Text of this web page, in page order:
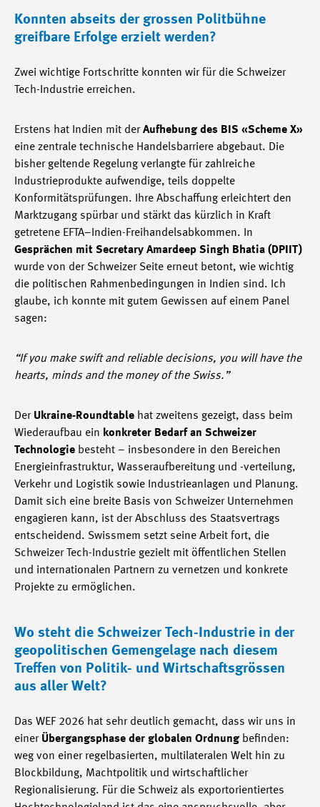
Konnten abseits der grossen Politbühne
greifbare Erfolge erzielt werden?
Zwei wichtige Fortschritte konnten wir für die Schweizer
Tech-Industrie erreichen.
Erstens hat Indien mit derAufhebung des BIS «Scheme X»
eine zentrale technische Handelsbarriere abgebaut. Die
bisher geltende Regelung verlangte für zahlreiche
Industrieprodukte aufwendige, teils doppelte
Konformitätsprüfungen. Ihre Abschaffung erleichtert den
Marktzugang spürbar und stärkt das kürzlich in Kraft
getretene EFTA–Indien-Freihandelsabkommen. In
Gesprächen mit Secretary Amardeep Singh Bhatia (DPIIT)
wurde von der Schweizer Seite erneut betont, wie wichtig
die politischen Rahmenbedingungen in Indien sind. Ich
glaube, ich konnte mit gutem Gewissen auf einem Panel
sagen:
“If you make swift and reliable decisions, you will have the
hearts, minds and the money of the Swiss.”
Der Ukraine-Roundtable hat zweitens gezeigt, dass beim
Wiederaufbau ein konkreter Bedarf an Schweizer
Technologie besteht – insbesondere in den Bereichen
Energieinfrastruktur, Wasseraufbereitung und -verteilung,
Verkehr und Logistik sowie Industrieanlagen und Planung.
Damit sich eine breite Basis von Schweizer Unternehmen
engagieren kann, ist der Abschluss des Staatsvertrags
entscheidend. Swissmem setzt seine Arbeit fort, die
Schweizer Tech-Industrie gezielt mit öffentlichen Stellen
und internationalen Partnern zu vernetzen und konkrete
Projekte zu ermöglichen.
Wo steht die Schweizer Tech-Industrie in der
geopolitischen Gemengelage nach diesem
Treffen von Politik- und Wirtschaftsgrössen
aus aller Welt?
Das WEF 2026 hat sehr deutlich gemacht, dass wir uns in
einer Übergangsphase der globalen Ordnung befinden:
weg von einer regelbasierten, multilateralen Welt hin zu
Blockbildung, Machtpolitik und wirtschaftlicher
Regionalisierung. Für die Schweiz als exportorientiertes